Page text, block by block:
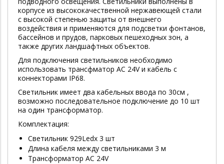
корпусе из высококачественной нержавеющей стали
с высокой степенью защиты от внешнего
воздействия и применяются для подсветки фонтанов,
бассейнов и прудов, парковых пешеходных зон, а
также других ландшафтных объектов.
Для подключения светильников необходимо
использовать трансфматор AC 24V и кабель с
коннекторами IP68.
Светильник имеет два кабельных ввода по 30см ,
возможно последовательное подключение до 10 шт
на один трансформатор.
Комплектация:
Светильник 929Ledх 3 шт
Длина кабеля между светильниками 3 м
Трансформатор АС 24V